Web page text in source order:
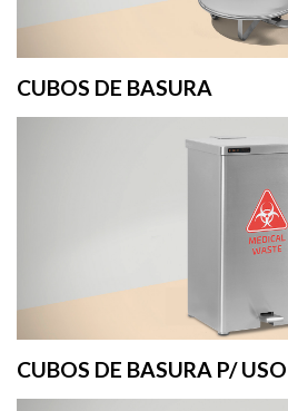
CUBOS DE BASURA
CUBOS DE BASURA P/